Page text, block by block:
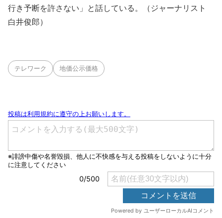
行き予断を許さない」と話している。（ジャーナリスト
白井俊郎）
テレワーク 地価公示価格